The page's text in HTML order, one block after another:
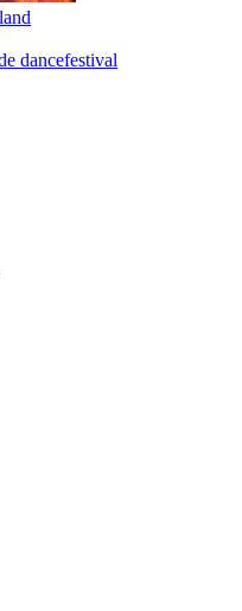
dancefestival